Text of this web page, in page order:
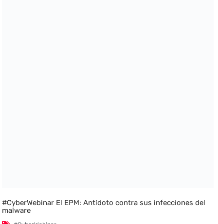
#CyberWebinar El EPM: Antídoto contra sus infecciones del
malware